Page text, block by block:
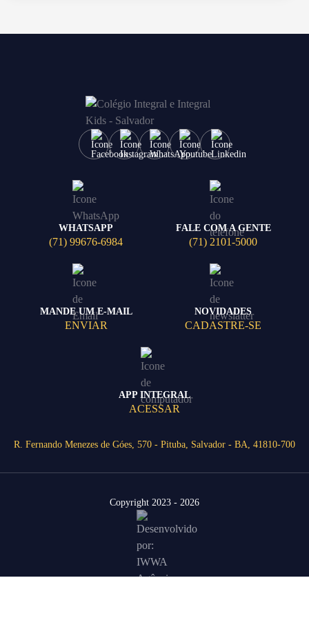
WHATSAPP
(71) 99676-6984
FALE COM A GENTE
(71) 2101-5000
MANDE UM E-MAIL
ENVIAR
NOVIDADES
CADASTRE-SE
APP INTEGRAL
ACESSAR
R. Fernando Menezes de Góes, 570 - Pituba, Salvador - BA, 41810-700
Copyright 2023 - 2026